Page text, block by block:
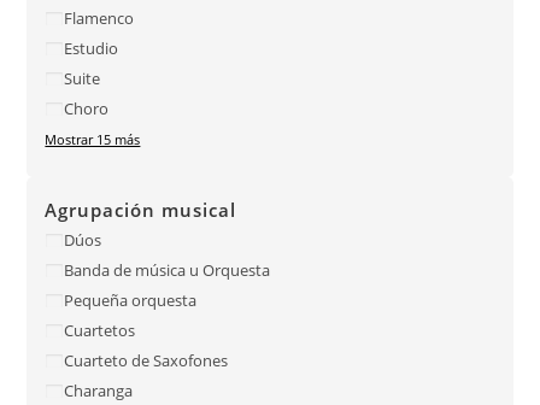
Flamenco
Estudio
Suite
Choro
Mostrar 15 más
Agrupación musical
Dúos
Banda de música u Orquesta
Pequeña orquesta
Cuartetos
Cuarteto de Saxofones
Charanga